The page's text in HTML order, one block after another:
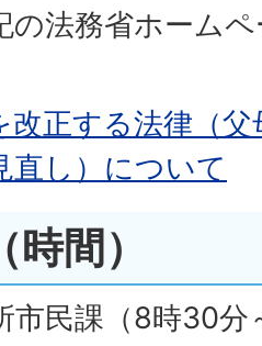
の法務省ホーム
改正する法律（
直し）について
間）
市民課（8時30分